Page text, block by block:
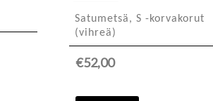
Satumetsä, S -korvakorut
(vihreä)
€52,00